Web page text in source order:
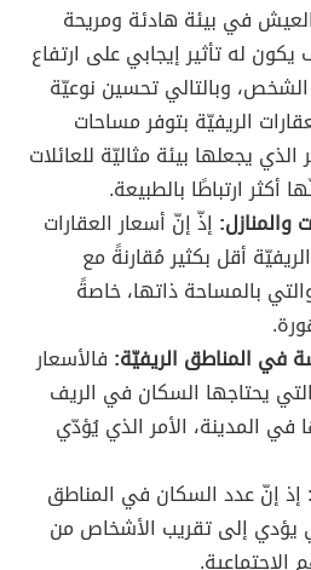
في بيئة هادئة ومريحة
له تأثير إيجابي على ارتفاع
وبالتالي تحسين نوعيّة
الريفيّة بتوفر مساحات
الذي يجعلها بيئة مثاليّة للعائلات
أكثر ارتباطًا بالطبيعة.
والمنازل: إذّ إنّ أسعار العقارات
أقل بكثير مُقارنةً مع
بالمساحة ذاتها، خاصةً
في المناطق الريفيّة: فالأسعار
يحتاجها السكان في الريف
المدينة، الأمر الذي يُؤدّي
إذ إنّ عدد السكان في المناطق
يؤدي إلى تقريب الأشخاص من